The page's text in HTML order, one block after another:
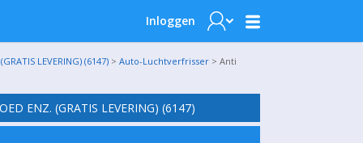
Inloggen
LEVERING) (6147) > Auto-Luchtverfrisser > Anti
ENZ. (GRATIS LEVERING) (6147)